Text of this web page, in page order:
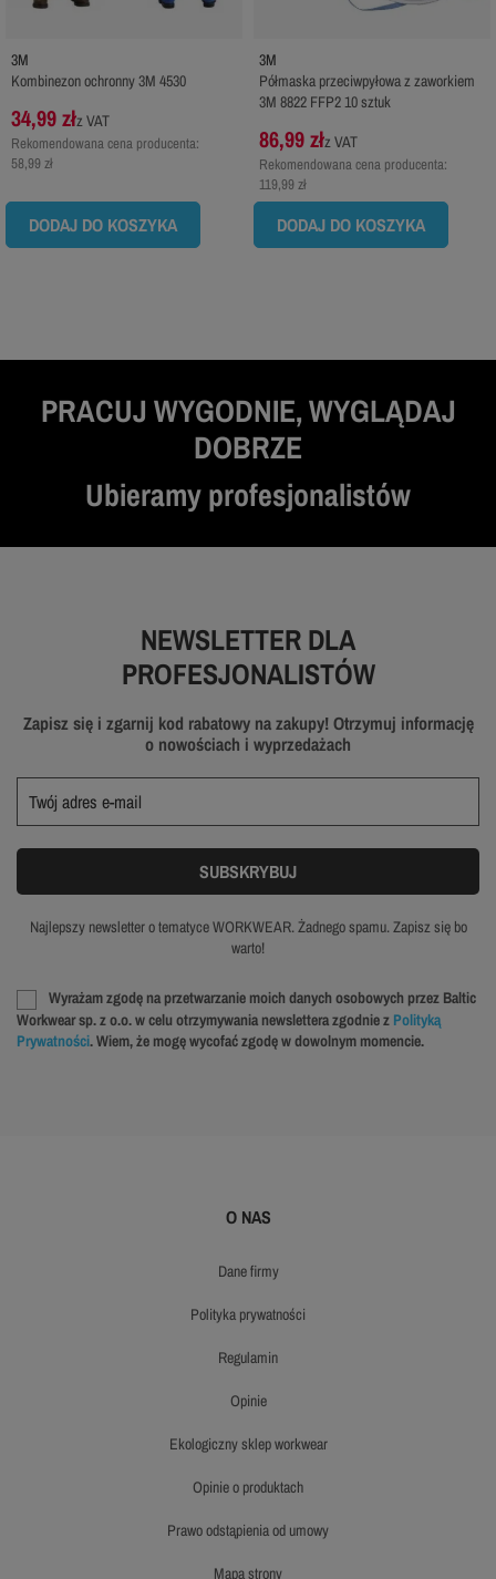
3M
Kombinezon ochronny 3M 4530
34,99 złz VAT
Rekomendowana cena producenta:
58,99 zł
DODAJ DO KOSZYKA
3M
Półmaska przeciwpyłowa z zaworkiem
3M 8822 FFP2 10 sztuk
86,99 złz VAT
Rekomendowana cena producenta:
119,99 zł
DODAJ DO KOSZYKA
PRACUJ WYGODNIE, WYGLĄDAJ
DOBRZE
Ubieramy profesjonalistów
NEWSLETTER DLA
PROFESJONALISTÓW
Zapisz się i zgarnij kod rabatowy na zakupy! Otrzymuj informację
o nowościach i wyprzedażach
Najlepszy newsletter o tematyce WORKWEAR. Żadnego spamu. Zapisz się bo
warto!
Wyrażam zgodę na przetwarzanie moich danych osobowych przez Baltic
Workwear sp. z o.o. w celu otrzymywania newslettera zgodnie z Polityką
Prywatności. Wiem, że mogę wycofać zgodę w dowolnym momencie.
O NAS
dane firmy
polityka prywatności
regulamin
opinie
ekologiczny sklep workwear
opinie o produktach
prawo odstąpienia od umowy
mapa strony